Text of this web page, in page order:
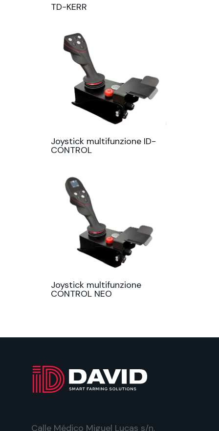
TD-KERR
Joystick multifunzione ID-
CONTROL
Joystick multifunzione
CONTROL NEO
Calle Médico Miguel Lucas s/n.